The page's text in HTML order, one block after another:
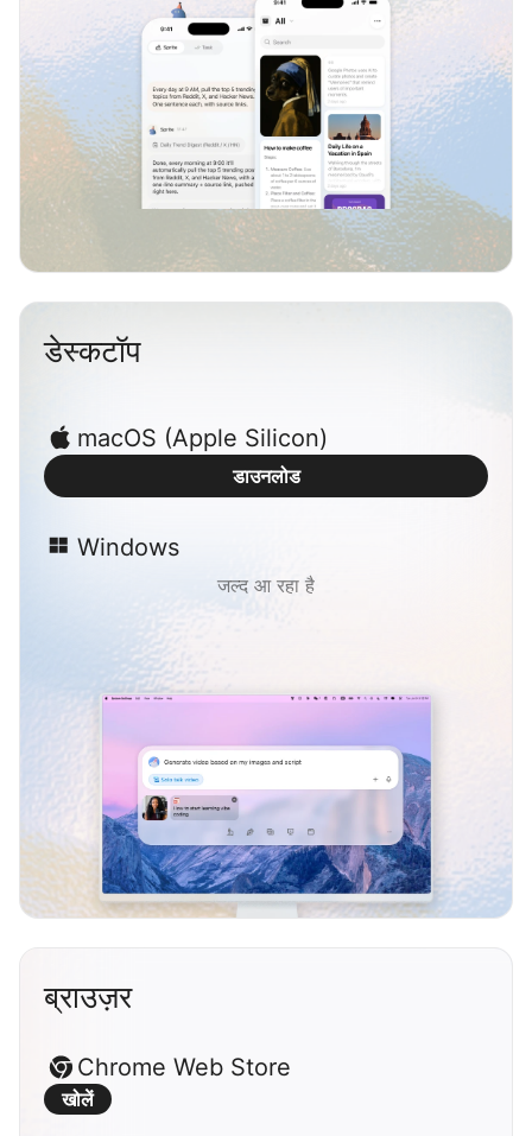
डेस्कटॉप
macOS (Apple Silicon)
डाउनलोड
Windows
जल्द आ रहा है
ब्राउज़र
Chrome Web Store
खोलें